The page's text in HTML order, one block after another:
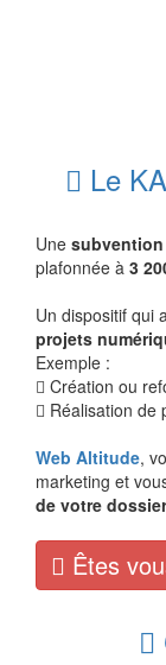
Le
Une subvention
plafonnée à 3
Un dispositif qui
projets
Exemple :
Création ou
Réalisation de
Web Altitude,
marketing et
de votre
Êtes